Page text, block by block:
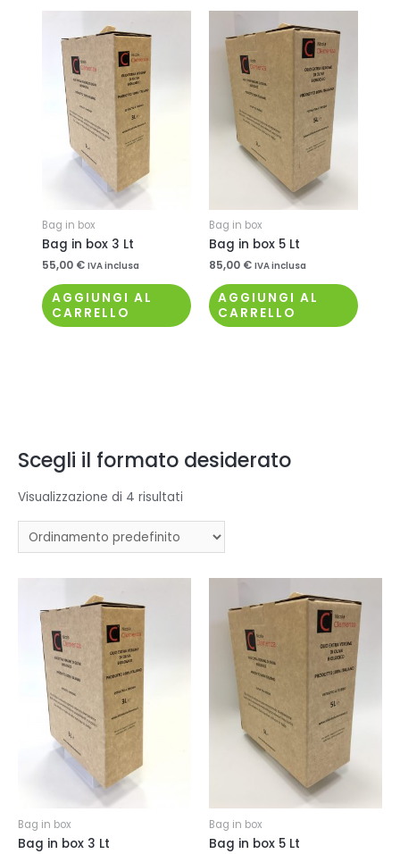
Bag in box
Bag in box 3 Lt
55,00 € IVA inclusa
AGGIUNGI AL
CARRELLO
Bag in box
Bag in box 5 Lt
85,00 € IVA inclusa
AGGIUNGI AL
CARRELLO
Scegli il formato desiderato
Visualizzazione di 4 risultati
Bag in box
Bag in box 3 Lt
Bag in box
Bag in box 5 Lt